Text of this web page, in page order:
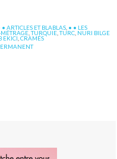
• ARTICLES ET BLABLAS • • LES
,TURQUIE ,TURC NURI BILGE
EKICI ,CRAMÉS